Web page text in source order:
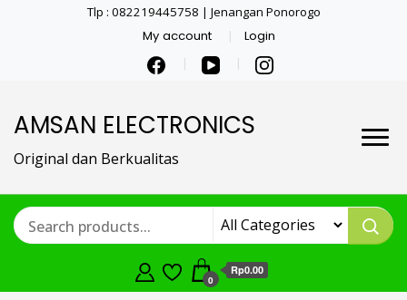
Tlp : 082219445758 | Jenangan Ponorogo
My account Login
AMSAN ELECTRONICS
Original dan Berkualitas
0
Rp0.00